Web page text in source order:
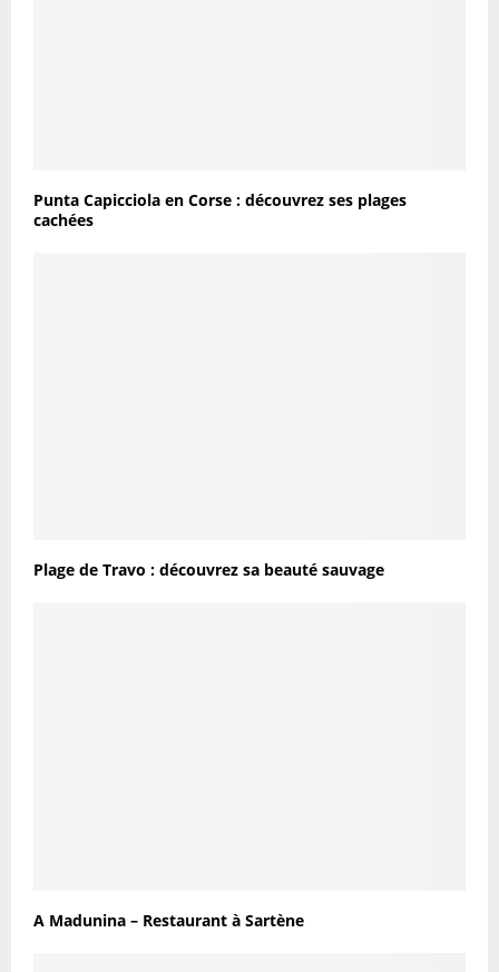
Punta Capicciola en Corse : découvrez ses plages
cachées
Plage de Travo : découvrez sa beauté sauvage
A Madunina – Restaurant à Sartène